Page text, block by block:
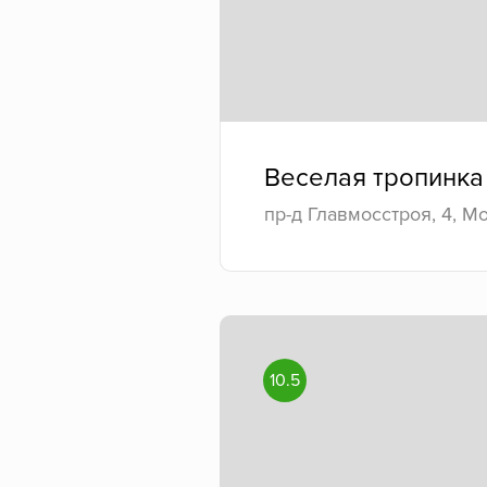
Веселая тропинка
пр-д Главмосстроя, 4,
10.5